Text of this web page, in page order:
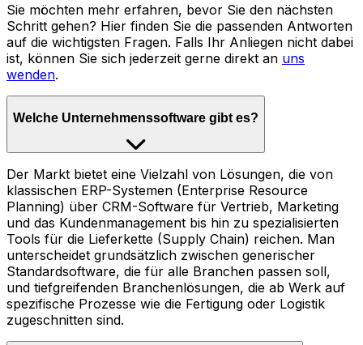
Sie möchten mehr erfahren, bevor Sie den nächsten
Schritt gehen? Hier finden Sie die passenden Antworten
auf die wichtigsten Fragen. Falls Ihr Anliegen nicht dabei
ist, können Sie sich jederzeit gerne direkt an uns
wenden.
Welche Unternehmenssoftware gibt es?
Der Markt bietet eine Vielzahl von Lösungen, die von
klassischen ERP-Systemen (Enterprise Resource
Planning) über CRM-Software für Vertrieb, Marketing
und das Kundenmanagement bis hin zu spezialisierten
Tools für die Lieferkette (Supply Chain) reichen. Man
unterscheidet grundsätzlich zwischen generischer
Standardsoftware, die für alle Branchen passen soll,
und tiefgreifenden Branchenlösungen, die ab Werk auf
spezifische Prozesse wie die Fertigung oder Logistik
zugeschnitten sind.